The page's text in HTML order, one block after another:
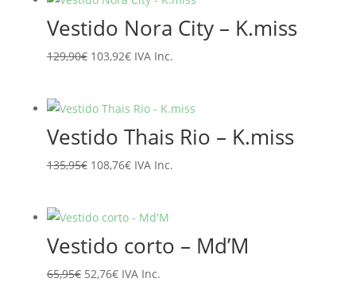
era:
89,95€.
es:
71,96€.
Vestido Nora City – K.miss
129,90€ El
era:
129,90€.
103,92€El
es:
103,92€.
IVA Inc.
Vestido Thais Rio – K.miss
135,95€ El
era:
135,95€.
108,76€El
es:
108,76€.
IVA Inc.
Vestido corto – Md’M
65,95€ El
52,76€ElIVA Inc.